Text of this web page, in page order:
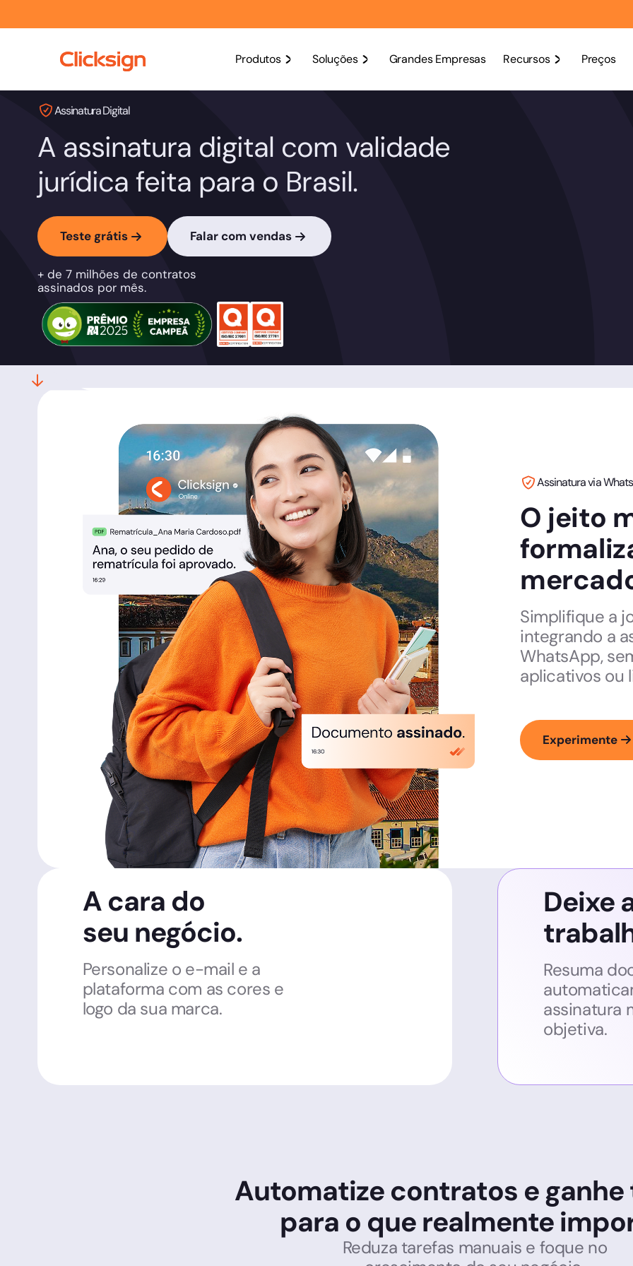
Produtos Soluções Grandes Empresas Recursos Preços
Assinatura Digital
A assinatura digital com validade
jurídica feita para o Brasil.
Teste grátis Falar com vendas
+ de 7 milhões de contratos
assinados por mês.
Assinatura via
O jeito
Simplifique a
integrando a
WhatsApp,
aplicativos ou
Experimente
A cara do
seu negócio.
Personalize o e-mail e a
plataforma com as cores e
logo da sua marca.
Deixe
Resuma
assinatura
objetiva.
Automatize contratos e
para o que realmente
Reduza tarefas manuais e foque no